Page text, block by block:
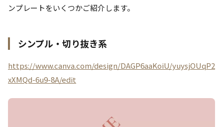
ンプレートをいくつかご紹介します。
シンプル・切り抜き系
https://www.canva.com/design/DAGP6aaKoiU/yuysjOUqP2
xXMQd-6u9-8A/edit